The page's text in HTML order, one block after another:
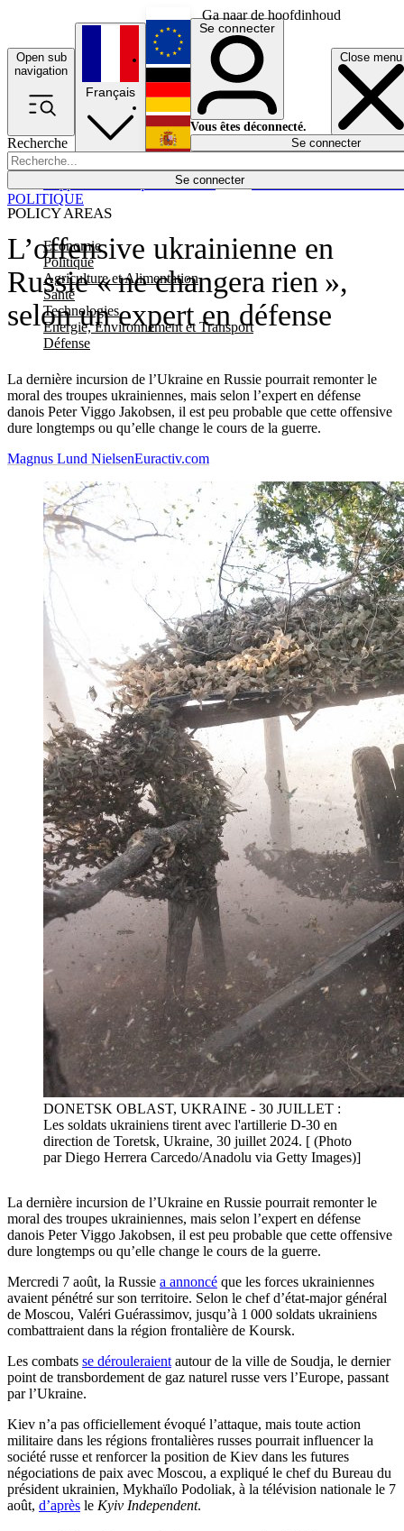
Ga naar de hoofdinhoud
Open sub
navigation
Close menu
Recherche
Se connecter
POLICY AREAS
Economie
Politique
Agriculture et Alimentation
Santé
Technologies
Energie, Environnement et Transport
Défense
Économie
Français
English
Deutsch
Español
Se connecter
Vous êtes déconnecté.
Se connecter
L’offensive ukrainienne en
Russie « ne changera rien »,
selon un expert en défense
La dernière incursion de l’Ukraine en Russie pourrait remonter le
moral des troupes ukrainiennes, mais selon l’expert en défense
danois Peter Viggo Jakobsen, il est peu probable que cette offensive
dure longtemps ou qu’elle change le cours de la guerre.
POLITIQUE
Magnus Lund NielsenEuractiv.com
DONETSK OBLAST, UKRAINE - 30 JUILLET :
Les soldats ukrainiens tirent avec l'artillerie D-30 en
direction de Toretsk, Ukraine, 30 juillet 2024. [ (Photo
par Diego Herrera Carcedo/Anadolu via Getty Images)]
La dernière incursion de l’Ukraine en Russie pourrait remonter le
moral des troupes ukrainiennes, mais selon l’expert en défense
danois Peter Viggo Jakobsen, il est peu probable que cette offensive
dure longtemps ou qu’elle change le cours de la guerre.
Mercredi 7 août, la Russie a annoncé que les forces ukrainiennes
avaient pénétré sur son territoire. Selon le chef d’état-major général
de Moscou, Valéri Guérassimov, jusqu’à 1 000 soldats ukrainiens
combattraient dans la région frontalière de Koursk.
Les combats se dérouleraient autour de la ville de Soudja, le dernier
point de transbordement de gaz naturel russe vers l’Europe, passant
par l’Ukraine.
Kiev n’a pas officiellement évoqué l’attaque, mais toute action
militaire dans les régions frontalières russes pourrait influencer la
société russe et renforcer la position de Kiev dans les futures
négociations de paix avec Moscou, a expliqué le chef du Bureau du
président ukrainien, Mykhaïlo Podoliak, à la télévision nationale le 7
août, d’après le Kyiv Independent.